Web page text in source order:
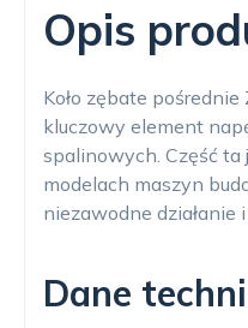
Opis
Koło zębate
kluczowy element
spalinowych. Część
modelach maszyn
niezawodne działanie
Dane